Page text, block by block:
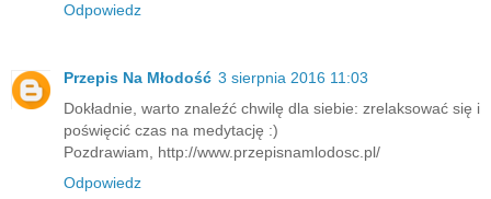
Odpowiedz
Przepis Na Młodość 3 sierpnia 2016 11:03
Dokładnie, warto znaleźć chwilę dla siebie: zrelaksować się i
poświęcić czas na medytację :)
Pozdrawiam, http://www.przepisnamlodosc.pl/
Odpowiedz